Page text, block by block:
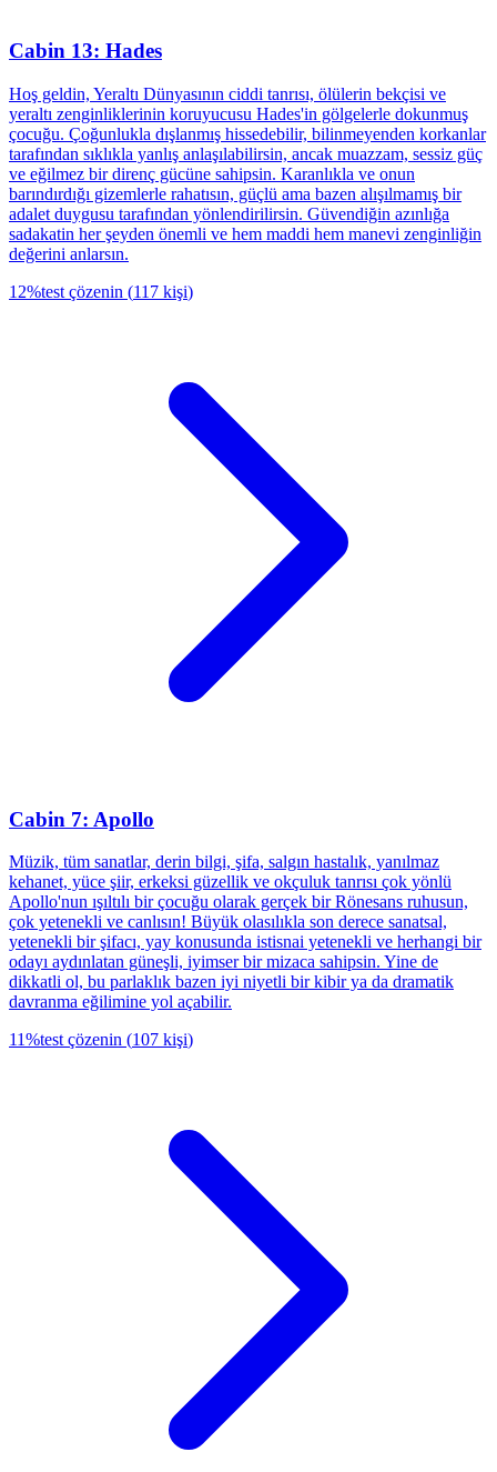
Cabin 13: Hades
Hoş geldin, Yeraltı Dünyasının ciddi tanrısı, ölülerin bekçisi ve
yeraltı zenginliklerinin koruyucusu Hades'in gölgelerle dokunmuş
çocuğu. Çoğunlukla dışlanmış hissedebilir, bilinmeyenden korkanlar
tarafından sıklıkla yanlış anlaşılabilirsin, ancak muazzam, sessiz güç
ve eğilmez bir direnç gücüne sahipsin. Karanlıkla ve onun
barındırdığı gizemlerle rahatısın, güçlü ama bazen alışılmamış bir
adalet duygusu tarafından yönlendirilirsin. Güvendiğin azınlığa
sadakatin her şeyden önemli ve hem maddi hem manevi zenginliğin
değerini anlarsın.
12%test çözenin (117 kişi)
Cabin 7: Apollo
Müzik, tüm sanatlar, derin bilgi, şifa, salgın hastalık, yanılmaz
kehanet, yüce şiir, erkeksi güzellik ve okçuluk tanrısı çok yönlü
Apollo'nun ışıltılı bir çocuğu olarak gerçek bir Rönesans ruhusun,
çok yetenekli ve canlısın! Büyük olasılıkla son derece sanatsal,
yetenekli bir şifacı, yay konusunda istisnai yetenekli ve herhangi bir
odayı aydınlatan güneşli, iyimser bir mizaca sahipsin. Yine de
dikkatli ol, bu parlaklık bazen iyi niyetli bir kibir ya da dramatik
davranma eğilimine yol açabilir.
11%test çözenin (107 kişi)